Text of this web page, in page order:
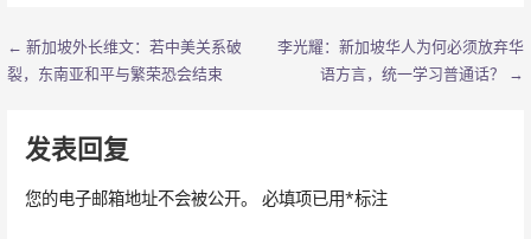
文
导
航
← 新加坡外长维文：若中美关系破
裂，东南亚和平与繁荣恐会结束
李光耀：新加坡华人为何必须放弃华
语方言，统一学习普通话？ →
发表回复
您的电子邮箱地址不会被公开。 必填项已用*标注